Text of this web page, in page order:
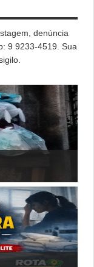
denúncia
9 9233-4519. Sua